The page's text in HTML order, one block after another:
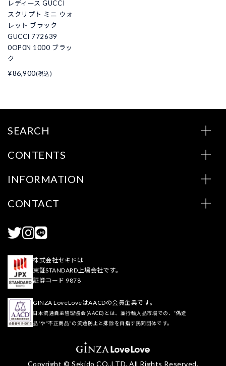
レディース GUCCI
スクリプト ミニ ウォ
レット ブラック
GUCCI 772639
0OP0N 1000 ブラッ
ク
¥86,900(税込)
SEARCH
CONTENTS
INFORMATION
CONTACT
株式会社セキドは
東証STANDARD上場会社です。
証券コード 9878
GINZA LoveLoveはAACDの会員企業です。
日本流通自主管理協会(AACD)とは、並行輸入品市場での、“偽造
品”や“不正商品”の流通防止と排除を目指す民間団体です。
Copyright © Sekido CO.,LTD. All Rights Reserved.